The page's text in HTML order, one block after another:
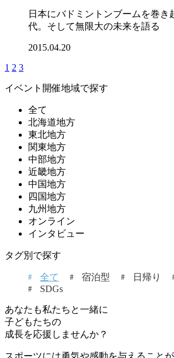
日本にバドミントンブームを巻き
代。そして無限大の未来を語る
2015.04.20
1 2 3
イベント開催地域で探す
全て
北海道地方
東北地方
関東地方
中部地方
近畿地方
中国地方
四国地方
九州地方
オンライン
インタビュー
タグ別で探す
全て 宿泊型 日帰り
SDGs
あなたも私たちと一緒に
子どもたちの
成長を応援しませんか？